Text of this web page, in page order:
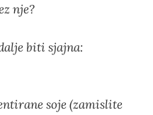
nje?
biti sjajna:
soje (zamislite